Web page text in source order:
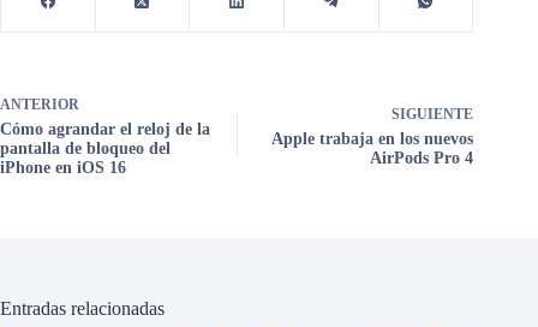
ANTERIOR
Cómo agrandar el reloj de la
pantalla de bloqueo del
iPhone en iOS 16
SIGUIENTE
Apple trabaja en los nuevos
AirPods Pro 4
Entradas relacionadas